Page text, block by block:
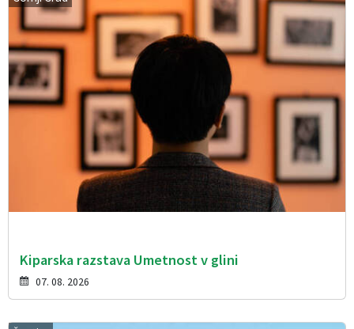
Kiparska razstava Umetnost v glini
07. 08. 2026